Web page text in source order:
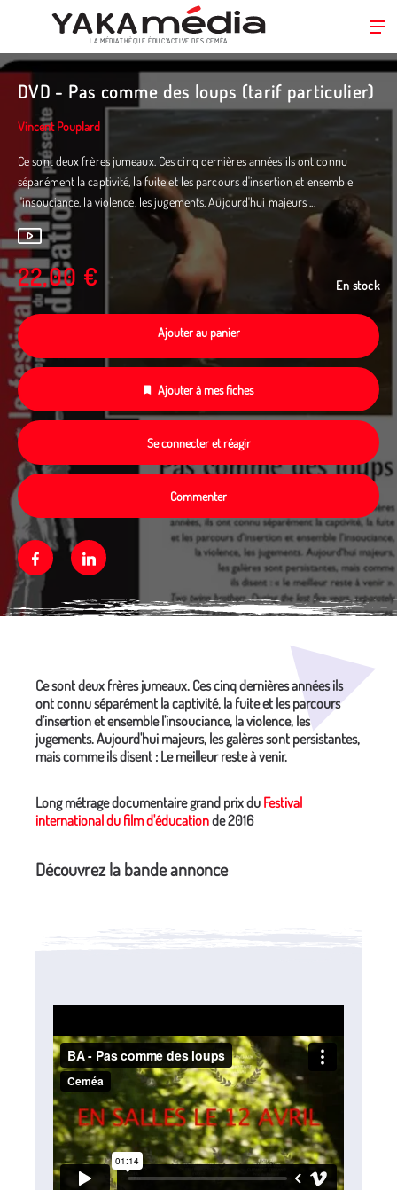
Aller
contenu
principal
LA MÉDIATHÈQUE ÉDUC’ACTIVE DES CEMÉA
DVD - Pas comme des loups (tarif particulier)
Vincent Pouplard
Ce sont deux frères jumeaux. Ces cinq dernières années ils ont connu
séparément la captivité, la fuite et les parcours d'insertion et ensemble
l'insouciance, la violence, les jugements. Aujourd'hui majeurs ...
22,00 € En stock
Ajouter au panier
Ajouter à mes fiches
Se connecter et réagir
Commenter
FacebookLinkedin
Ce sont deux frères jumeaux. Ces cinq dernières années ils
ont connu séparément la captivité, la fuite et les parcours
d'insertion et ensemble l'insouciance, la violence, les
jugements. Aujourd'hui majeurs, les galères sont persistantes,
mais comme ils disent : Le meilleur reste à venir.
Long métrage documentaire grand prix du Festival
international du film d'éducationde 2016
Découvrez la bande annonce